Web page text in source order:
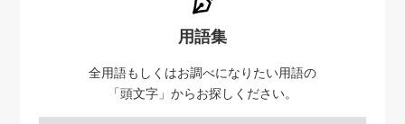
用語集
全用語もしくはお調べになりたい用語の
「頭文字」からお探しください。